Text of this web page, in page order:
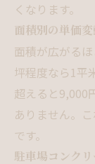
くなります。
面積別の単価
面積が広がる
坪程度なら1平
超えると9,000
ありません。
です。
駐車場コンク